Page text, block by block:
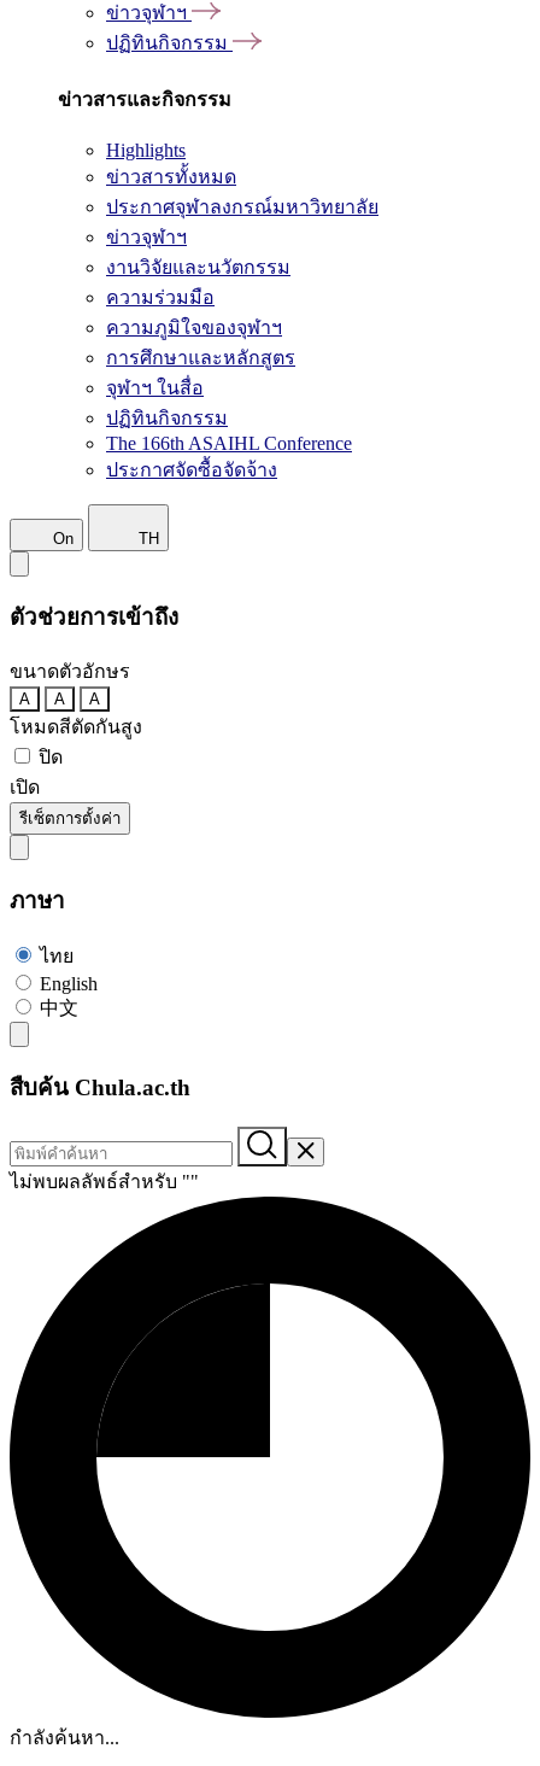
ข่าวจุฬาฯ
ปฏิทินกิจกรรม
ข่าวสารและกิจกรรม
Highlights
ข่าวสารทั้งหมด
ประกาศจุฬาลงกรณ์มหาวิทยาลัย
ข่าวจุฬาฯ
งานวิจัยและนวัตกรรม
ความร่วมมือ
ความภูมิใจของจุฬาฯ
การศึกษาและหลักสูตร
จุฬาฯ ในสื่อ
ปฏิทินกิจกรรม
The 166th ASAIHL Conference
ประกาศจัดซื้อจัดจ้าง
On TH
ตัวช่วยการเข้าถึง
ขนาดตัวอักษร
A A A
โหมดสีตัดกันสูง
ปิด
เปิด
รีเซ็ตการตั้งค่า
ภาษา
ไทย
English
中文
สืบค้น Chula.ac.th
ไม่พบผลลัพธ์สำหรับ ""
กำลังค้นหา...